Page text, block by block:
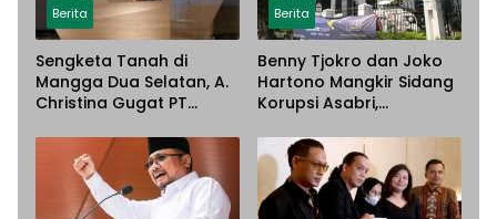
Berita
Sengketa Tanah di
Mangga Dua Selatan, A.
Christina Gugat PT
Dugaan Penyerobotan
Lahan
Berita
Benny Tjokro dan Joko
Hartono Mangkir Sidang
Korupsi Asabri,
Paksa